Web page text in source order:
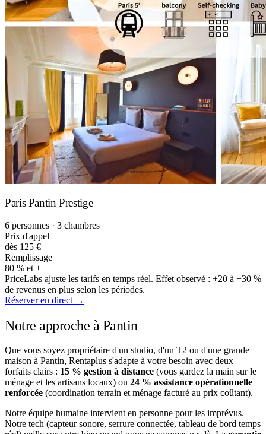
Paris Pantin Prestige
6 personnes · 3 chambres
Prix d'appel
dès 125 €
Remplissage
80 % et +
PriceLabs ajuste les tarifs en temps réel. Effet observé : +20 à +30 %
de revenus en plus selon les périodes.
Réserver en direct →
Notre approche à Pantin
Que vous soyez propriétaire d'un studio, d'un T2 ou d'une grande
maison à Pantin, Rentaplus s'adapte à votre besoin avec deux
forfaits clairs : 15 % gestion à distance (vous gardez la main sur le
ménage et les artisans locaux) ou 24 % assistance opérationnelle
renforcée (coordination terrain et ménage facturé au prix coûtant).
Notre équipe humaine intervient en personne pour les imprévus.
Notre tech (capteur sonore, serrure connectée, tableau de bord temps